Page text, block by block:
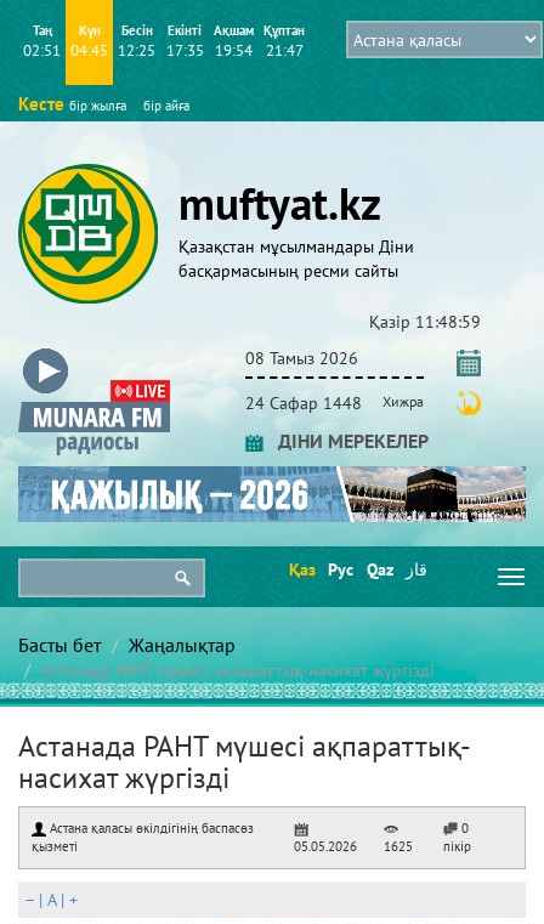
Таң
02:51
Күн
04:45
Бесін
12:25
Екінті
17:35
Ақшам
19:54
Құптан
21:47
Кесте бір жылға бір айға
muftyat.kz
Қазақстан мұсылмандары Діни
басқармасының ресми сайты
Қазір 11:49:01
08 Тамыз 2026
24 Сафар 1448 Хижра
ДІНИ МЕРЕКЕЛЕР
Қаз Рус Qaz قاز
Басты бет Жаңалықтар
Астанада РАНТ мүшесі ақпараттық-насихат жүргізді
Астанада РАНТ мүшесі ақпараттық-
насихат жүргізді
Астана қаласы өкілдігінің баспасөз
қызметі
05.05.2026 1625
0
пікір
– | A| +